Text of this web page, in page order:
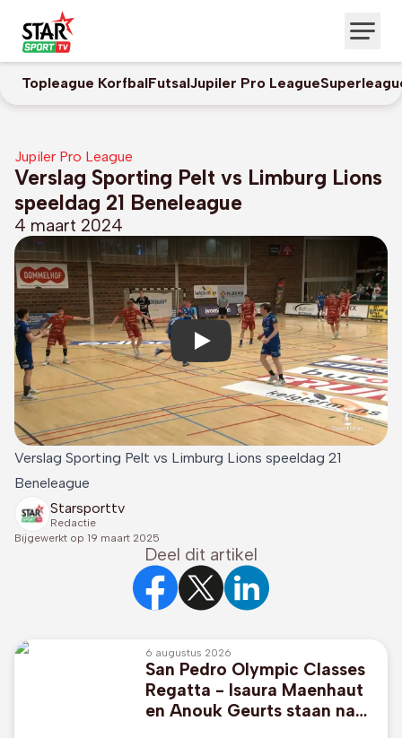
Topleague KorfbalFutsalJupiler Pro League
Jupiler Pro League
Verslag Sporting Pelt vs Limburg Lions
speeldag 21 Beneleague
4 maart 2024
Play
Verslag Sporting Pelt vs Limburg Lions speeldag 21
Beneleague
Starsporttv
Redactie
Bijgewerkt op 19 maart 2025
Deel dit artikel
6 augustus 2026
San Pedro Olympic Classes
Regatta - Isaura Maenhaut
en Anouk Geurts staan na